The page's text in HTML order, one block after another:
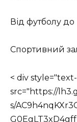
Від футболу
Спортивний
< div
src="https://
s/